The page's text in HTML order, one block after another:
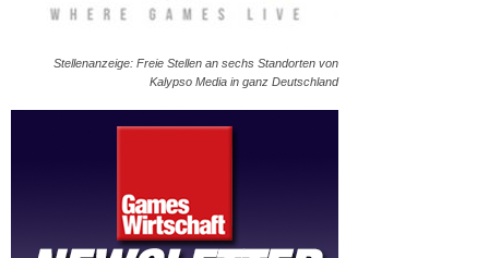
Stellenanzeige: Freie Stellen an sechs Standorten von
Kalypso Media in ganz Deutschland